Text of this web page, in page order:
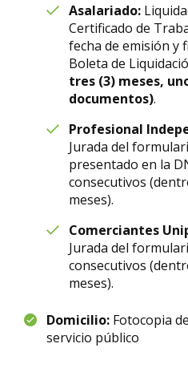
Asalariado:
Certificado de
fecha de emisión y
Boleta de
tres (3) meses,
documentos).
Profesional
Jurada del
presentado en la
consecutivos
meses).
Comerciantes
Jurada del
consecutivos
meses).
Domicilio: Fotocopia
servicio público